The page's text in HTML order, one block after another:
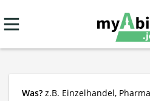
Was? z.B. Einzelhandel,